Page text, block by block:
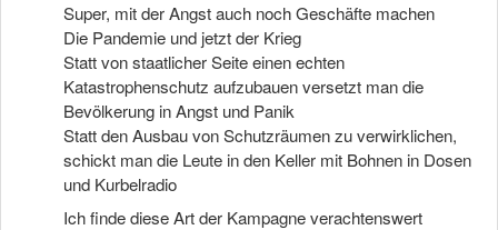
Super, mit der Angst auch noch Geschäfte machen
Die Pandemie und jetzt der Krieg
Statt von staatlicher Seite einen echten
Katastrophenschutz aufzubauen versetzt man die
Bevölkerung in Angst und Panik
Statt den Ausbau von Schutzräumen zu verwirklichen,
schickt man die Leute in den Keller mit Bohnen in Dosen
und Kurbelradio
Ich finde diese Art der Kampagne verachtenswert